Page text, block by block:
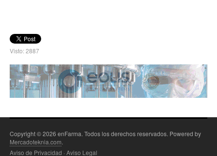
Visto: 2887
Copyright © 2026 enFarma. Todos los derechos reservados. Powered by
Mercadoteknia.com.
Aviso de Privacidad · Aviso Legal